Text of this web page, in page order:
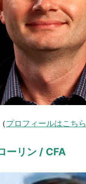
（プロフィールはこちら
ーリン / CFA